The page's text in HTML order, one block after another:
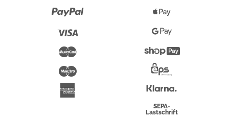
Maestro
Pay
Google
Pay
Überweisung
SEPA-
Lastschrift